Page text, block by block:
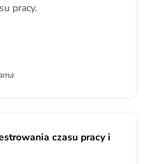
pracy.
czasu pracy i